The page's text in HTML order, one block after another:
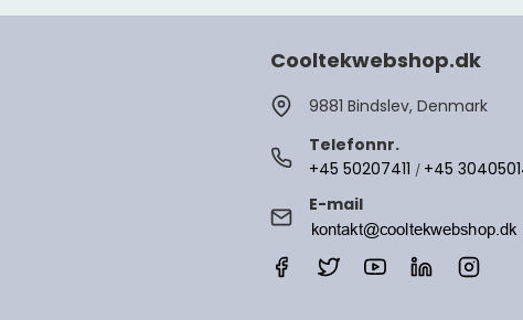
Cooltekwebshop.dk
9881 Bindslev, Denmark
Telefonnr.
+45 50207411 / +45
E-mail